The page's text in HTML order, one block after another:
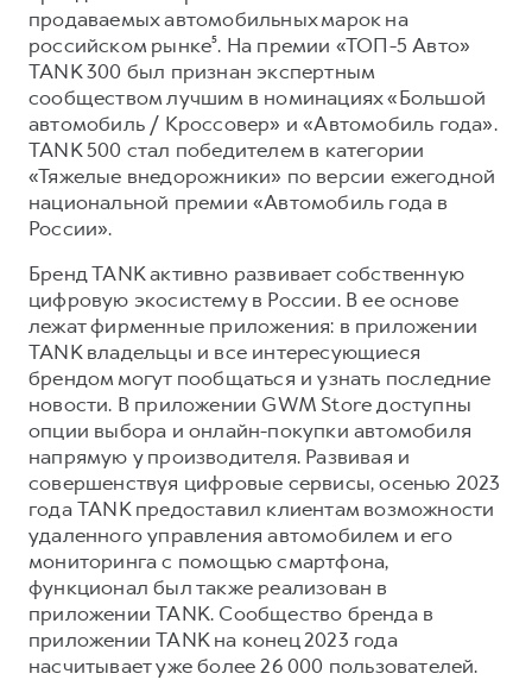
продаваемых автомобильных марок на
российском рынке⁵. На премии «ТОП-5 Авто»
TANK 300 был признан экспертным
сообществом лучшим в номинациях «Большой
автомобиль / Кроссовер» и «Автомобиль года».
TANK 500 стал победителем в категории
«Тяжелые внедорожники» по версии ежегодной
национальной премии «Автомобиль года в
России».
Бренд TANK активно развивает собственную
цифровую экосистему в России. В ее основе
лежат фирменные приложения: в приложении
TANK владельцы и все интересующиеся
брендом могут пообщаться и узнать последние
новости. В приложении GWM Store доступны
опции выбора и онлайн-покупки автомобиля
напрямую у производителя. Развивая и
совершенствуя цифровые сервисы, осенью 2023
года TANK предоставил клиентам возможности
удаленного управления автомобилем и его
мониторинга с помощью смартфона,
функционал был также реализован в
приложении TANK. Сообщество бренда в
приложении TANK на конец 2023 года
насчитывает уже более 26 000 пользователей.